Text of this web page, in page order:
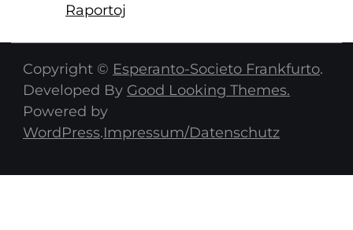
Raportoj
Copyright © Esperanto-Societo Frankfurto.
Developed By Good Looking Themes.
Powered by
WordPress.Impressum/Datenschutz